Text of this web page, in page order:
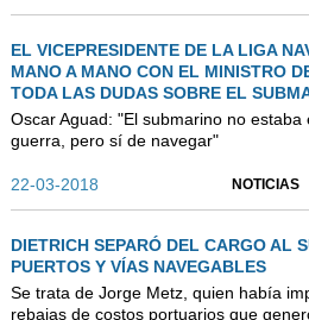
EL VICEPRESIDENTE DE LA LIGA
MANO A MANO CON EL MINISTRO
TODA LAS DUDAS SOBRE EL
Oscar Aguad: "El submarino no
guerra, pero sí de navegar"
22-03-2018 NOTICIAS
DIETRICH SEPARÓ DEL CARGO AL
PUERTOS Y VÍAS NAVEGABLES
Se trata de Jorge Metz, quien había
rebajas de costos portuarios que